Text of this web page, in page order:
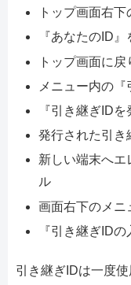
トップ画面右
『あなたのID
トップ画面に
メニュー内の
『引き継ぎID
発行された引き
新しい端末へエ
ル
画面右下のメニ
『引き継ぎID
引き継ぎIDは一度